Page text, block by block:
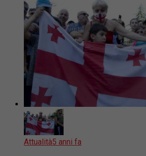
Attualità5 anni fa